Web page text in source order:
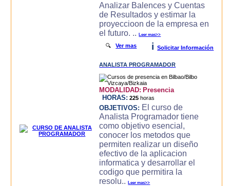
Analizar Balences y Cuentas
de Resultados y estimar la
proyeccioon de la empresa en
el futuro. ..Leer mas>>
🔍Ver mas i Solicitar Información
ANALISTA PROGRAMADOR
MODALIDAD: Presencia
HORAS: 225 horas
OBJETIVOS: El curso de
Analista Programador tiene
como objetivo esencial,
conocer los metodos que
permiten realizar un diseño
efectivo de la aplicacion
informatica y desarrollar el
codigo que permitira la
resolu..Leer mas>>